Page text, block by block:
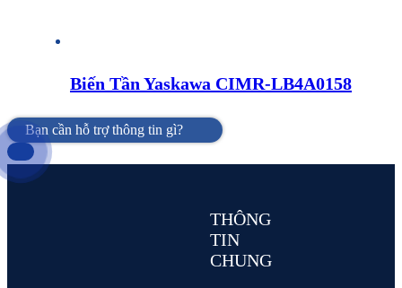
Biến Tần Yaskawa CIMR-LB4A0158
Bạn cần hỗ trợ thông tin gì?
THÔNG
TIN
CHUNG